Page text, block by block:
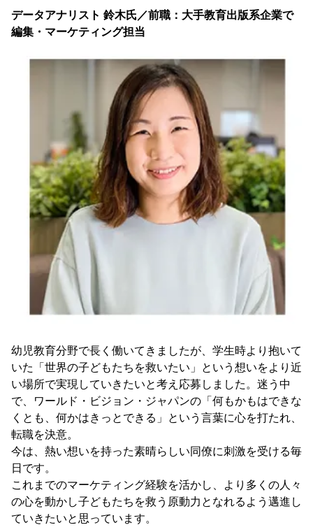
データアナリスト 鈴木氏／前職：大手教育出版系企業で
編集・マーケティング担当
幼児教育分野で長く働いてきましたが、学生時より抱いて
いた「世界の子どもたちを救いたい」という想いをより近
い場所で実現していきたいと考え応募しました。迷う中
で、ワールド・ビジョン・ジャパンの「何もかもはできな
くとも、何かはきっとできる」という言葉に心を打たれ、
転職を決意。
今は、熱い想いを持った素晴らしい同僚に刺激を受ける毎
日です。
これまでのマーケティング経験を活かし、より多くの人々
の心を動かし子どもたちを救う原動力となれるよう邁進し
ていきたいと思っています。